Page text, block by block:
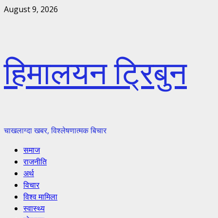
Skip
August 9, 2026
हिमालयन ट्रिबुन
चाखलाग्दा खबर, विश्लेषणात्मक बिचार
Primary
Menu
समाज
राजनीति
अर्थ
विचार
विश्व मामिला
स्वास्थ्य